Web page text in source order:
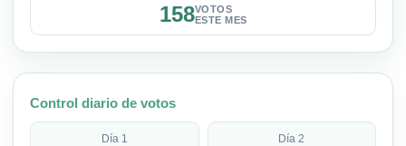
158VOTOS
ESTE MES
Control diario de votos
Día 1 Día 2